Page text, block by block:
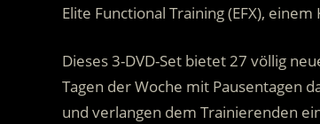
Elite Functional Training (EFX),
Dieses 3-DVD-Set bietet 27 völlig
Tagen der Woche mit Pausentagen
und verlangen dem Trainierenden